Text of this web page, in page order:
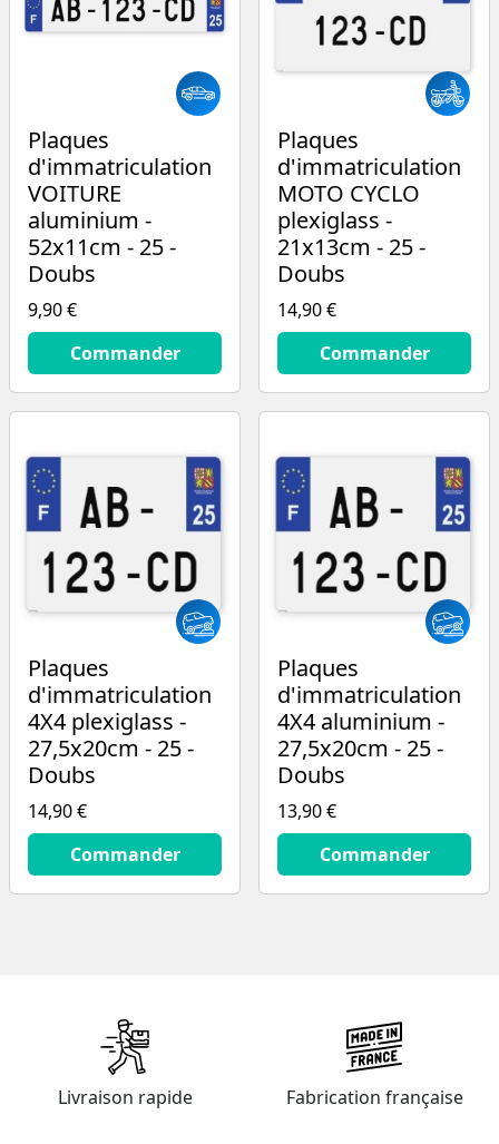
Plaques
d'immatriculation
VOITURE
aluminium -
52x11cm - 25 -
Doubs
9,90 €
9.9
Commander
Plaques
d'immatriculation
MOTO CYCLO
plexiglass -
21x13cm - 25 -
Doubs
14,90 €
14.9
€Commander
Plaques
d'immatriculation
4X4 plexiglass -
27,5x20cm - 25 -
Doubs
14,90 €
14.9
€Commander
Plaques
d'immatriculation
4X4 aluminium -
27,5x20cm - 25 -
Doubs
13,90 €
13.9
€Commander
Livraison rapide Fabrication française